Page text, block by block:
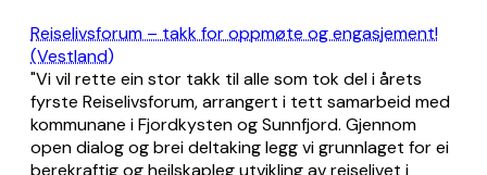
Reiselivsforum – takk for oppmøte og engasjement!
(Vestland)
"Vi vil rette ein stor takk til alle som tok del i årets
fyrste Reiselivsforum, arrangert i tett samarbeid med
kommunane i Fjordkysten og Sunnfjord. Gjennom
open dialog og brei deltaking legg vi grunnlaget for ei
berekraftig og heilskapleg utvikling av reiselivet i